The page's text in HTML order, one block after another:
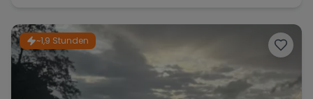
~1,9 Stunden